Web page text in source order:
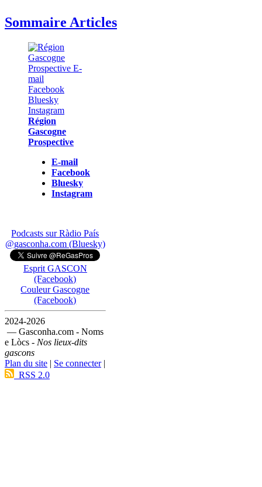
Sommaire Articles
Région
Gascogne
Prospective
E-mail
Facebook
Bluesky
Instagram
Podcasts sur Ràdio País
@gasconha.com (Bluesky)
Esprit GASCON
(Facebook)
Couleur Gascogne
(Facebook)
2024-2026
— Gasconha.com - Noms
e Lòcs - Nos lieux-dits
gascons
Plan du site | Se connecter|
RSS 2.0